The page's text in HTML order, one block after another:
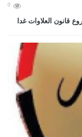
0
قانون العلاوات غدا